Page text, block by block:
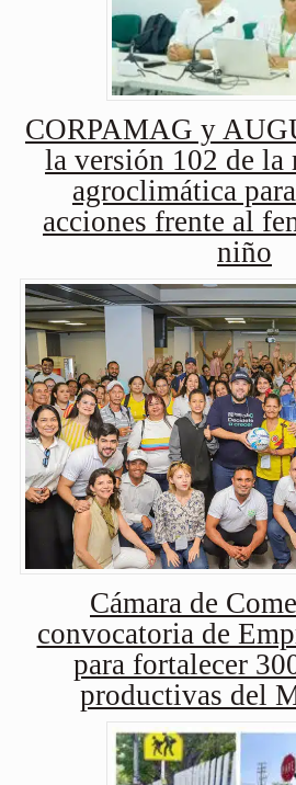
CORPAMAG y
la versión 102 de la
agroclimática
acciones frente al
niño
Cámara de
convocatoria de
para fortalecer
productivas del